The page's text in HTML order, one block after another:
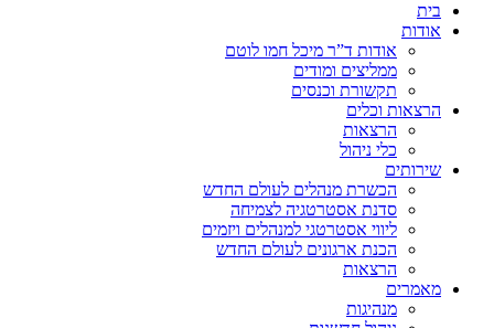
בית
אודות
אודות ד”ר מיכל חמו לוטם
ממליצים ומודים
תקשורת וכנסים
הרצאות וכלים
הרצאות
כלי ניהול
שירותים
הכשרת מנהלים לעולם החדש
סדנת אסטרטגיה לצמיחה
ליווי אסטרטגי למנהלים ויזמים
הכנת ארגונים לעולם החדש
הרצאות
מאמרים
מנהיגות